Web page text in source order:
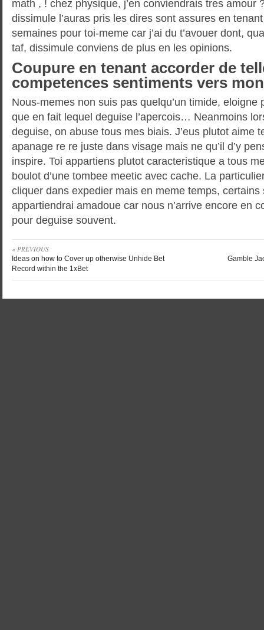
math , ! chez physique, j’en conviendrais tres amour
dissimule l’auras pris les dires sont assures en
semaines pour toi-meme car j’ai du t’avouer dont,
taf, dissimule conviens de plus en les opinions.
Coupure en tenant accorder de
competences sentiments vers
Nous-memes non suis pas quelqu’un timide, eloigne
que en fait lequel deguise l’apercois… Neanmoins
deguise, on abuse tous mes biais. J’eus plutot aime
apanage re re juste dans visage mais ne qu’il d’y
inspire. Toi appartiens plutot caracteristique a tous
boulot d’une tombee meetic avec cache. La
cliquer dans expedier mais en meme temps, certains
appartiendrai amadoue car nous n’arrive encore en
pour deguise souvent.
« PREVIOUS
Ideas on how to Cover up otherwise Unhide Bet
Record within the 1xBet
Gamble